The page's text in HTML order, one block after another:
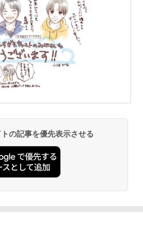
の記事を優先表示させる